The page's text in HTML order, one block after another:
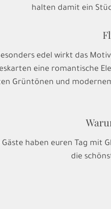
halten damit ein
edel wirkt das
eine romantische
Grüntönen und
Gäste haben euren Tag mit
die